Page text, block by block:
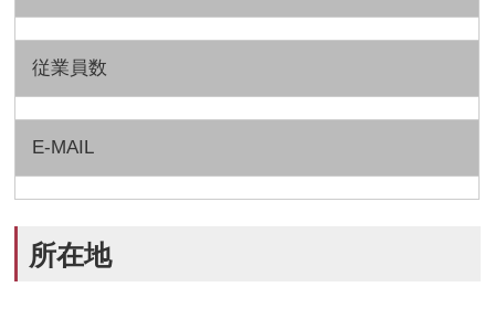
従業員数
E-MAIL
所在地